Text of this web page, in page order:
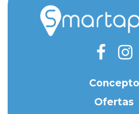
Concepto
Ofertas